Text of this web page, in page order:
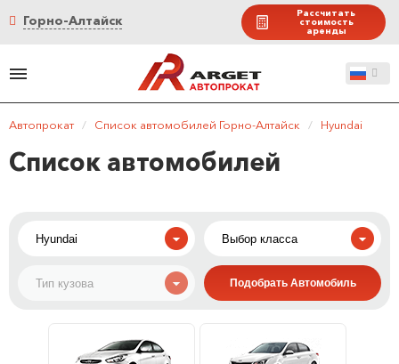
Горно-Алтайск Рассчитать
стоимость
аренды
Автопрокат / Список автомобилей Горно-Алтайск / Hyundai
Список автомобилей